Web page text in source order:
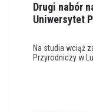
Drugi nabór
Uniwersytet
Na studia wciąż
Przyrodniczy w